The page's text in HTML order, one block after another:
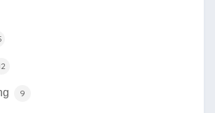
9